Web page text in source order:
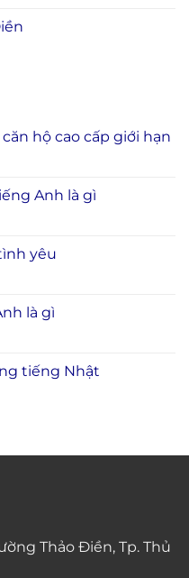
căn hộ cao cấp giới hạn
Anh là gì
yêu
là gì
tiếng Nhật
Thảo Điền, Tp. Thủ